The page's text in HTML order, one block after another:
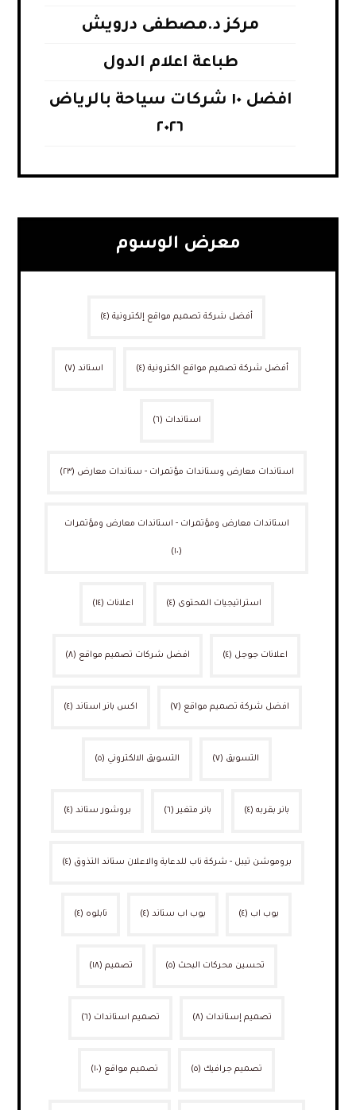
مركز د.مصطفى درويش
طباعة اعلام الدول
افضل ١٠ شركات سياحة بالرياض
٢٠٢٦
معرض الوسوم
أفضل شركة تصميم مواقع إلكترونية (٤)
أفضل شركة تصميم مواقع الكترونية (٤) استاند (٧)
استاندات (٦)
استاندات معارض وستاندات مؤتمرات - ستاندات معارض (٢٣)
استاندات معارض ومؤتمرات - استاندات معارض ومؤتمرات
(١٠)
استراتيجيات المحتوى (٤) اعلانات (١٤)
اعلانات جوجل (٤) افضل شركات تصميم مواقع (٨)
افضل شركة تصميم مواقع (٧) اكس بانر استاند (٤)
التسويق (٧) التسويق الالكتروني (٥)
بانر بقربه (٤) بانر متغير (٦) بروشور ستاند (٤)
بروموشن تيبل - شركة ناب للدعاية والاعلان ستاند التذوق (٤)
بوب اب (٤) بوب اب ستاند (٤) تابلوه (٤)
تحسين محركات البحث (٥) تصميم (١٨)
تصميم إستاندات (٨) تصميم استاندات (٦)
تصميم جرافيك (٥) تصميم مواقع (١٠)